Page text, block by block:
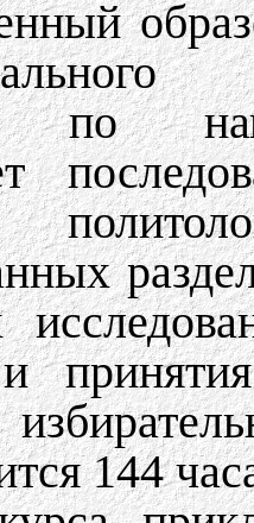
по
144